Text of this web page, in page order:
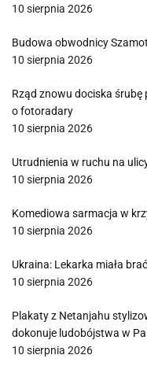
10 sierpnia 2026
Budowa obwodnicy
10 sierpnia 2026
Rząd znowu dociska
o fotoradary
10 sierpnia 2026
Utrudnienia w ruchu na
10 sierpnia 2026
Komediowa sarmacja w
10 sierpnia 2026
Ukraina: Lekarka miała
10 sierpnia 2026
Plakaty z Netanjahu
dokonuje ludobójstwa w
10 sierpnia 2026